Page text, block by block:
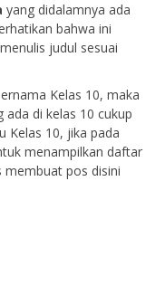
yang didalamnya ada
bahwa ini
judul sesuai
Kelas 10, maka
di kelas 10 cukup
Kelas 10, jika pada
menampilkan daftar
membuat pos disini